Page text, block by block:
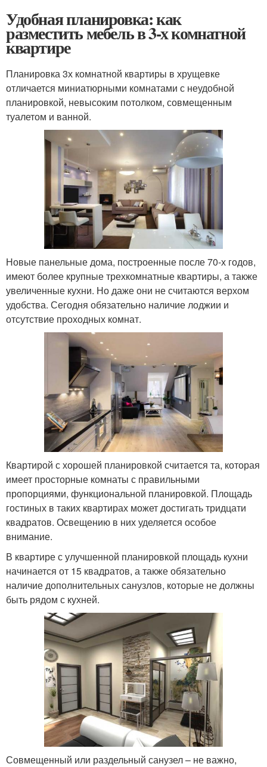
Удобная планировка: как
разместить мебель в 3-х комнатной
квартире
Планировка 3х комнатной квартиры в хрущевке
отличается миниатюрными комнатами с неудобной
планировкой, невысоким потолком, совмещенным
туалетом и ванной.
Новые панельные дома, построенные после 70-х годов,
имеют более крупные трехкомнатные квартиры, а также
увеличенные кухни. Но даже они не считаются верхом
удобства. Сегодня обязательно наличие лоджии и
отсутствие проходных комнат.
Квартирой с хорошей планировкой считается та, которая
имеет просторные комнаты с правильными
пропорциями, функциональной планировкой. Площадь
гостиных в таких квартирах может достигать тридцати
квадратов. Освещению в них уделяется особое
внимание.
В квартире с улучшенной планировкой площадь кухни
начинается от 15 квадратов, а также обязательно
наличие дополнительных санузлов, которые не должны
быть рядом с кухней.
Совмещенный или раздельный санузел – не важно,